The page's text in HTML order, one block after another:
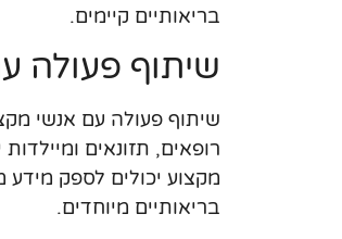
בריאותיים קיימים.
שיתוף פעולה
שיתוף פעולה עם אנשי
רופאים, תזונאים
מקצוע יכולים לספק מידע
בריאותיים מיוחדים.